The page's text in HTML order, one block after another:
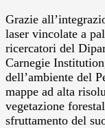
Grazie
laser vincolate a
ricercatori del
Carnegie
dell’ambiente del
mappe ad alta
vegetazione
sfruttamento del